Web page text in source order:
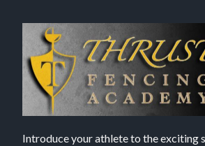
Introduce your athlete to the exciting